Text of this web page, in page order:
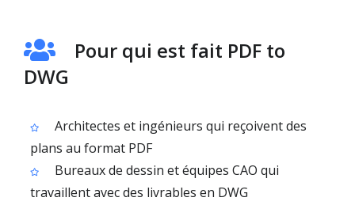
Pour qui est fait PDF to
DWG
Architectes et ingénieurs qui reçoivent des
plans au format PDF
Bureaux de dessin et équipes CAO qui
travaillent avec des livrables en DWG